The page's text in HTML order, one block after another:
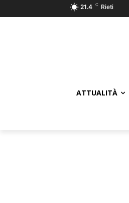
21.4 C Rieti
ATTUALITÀ